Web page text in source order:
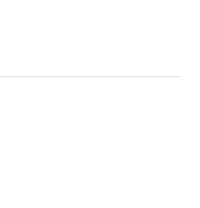
и…
раздел и